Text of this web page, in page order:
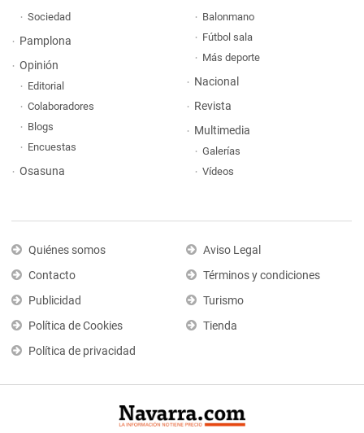
Sociedad
Pamplona
Opinión
Editorial
Colaboradores
Blogs
Encuestas
Osasuna
Balonmano
Fútbol sala
Más deporte
Nacional
Revista
Multimedia
Galerías
Vídeos
Quiénes somos
Contacto
Publicidad
Política de Cookies
Política de privacidad
Aviso Legal
Términos y condiciones
Turismo
Tienda